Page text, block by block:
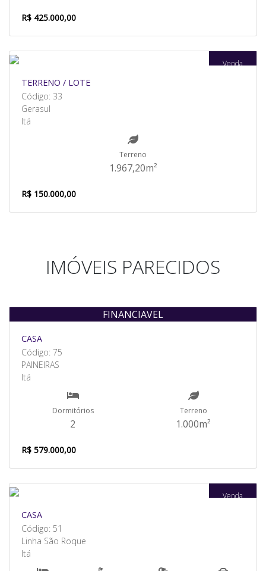
R$ 425.000,00
Venda
TERRENO / LOTE
Código: 33
Gerasul
Itá
Terreno
1.967,20m²
R$ 150.000,00
IMÓVEIS PARECIDOS
Venda
FINANCIAVEL
CASA
Código: 75
PAINEIRAS
Itá
Dormitórios
2
Terreno
1.000m²
R$ 579.000,00
Venda
CASA
Código: 51
Linha São Roque
Itá